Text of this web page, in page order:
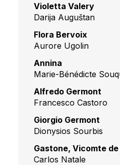
Violetta Valery
Darija Auguštan
Flora Bervoix
Aurore Ugolin
Annina
Marie-Bénédicte
Alfredo Germont
Francesco Castoro
Giorgio Germont
Dionysios Sourbis
Gastone, Vicomte
Carlos Natale